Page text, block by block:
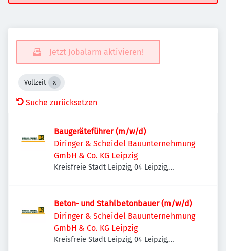
Jetzt Jobalarm aktivieren!
Vollzeit
Suche zurücksetzen
Baugeräteführer (m/w/d)
Diringer & Scheidel Bauunternehmung
GmbH & Co. KG Leipzig
Kreisfreie Stadt Leipzig, 04 Leipzig,
Beton- und Stahlbetonbauer (m/w/d)
Diringer & Scheidel Bauunternehmung
GmbH & Co. KG Leipzig
Kreisfreie Stadt Leipzig, 04 Leipzig,